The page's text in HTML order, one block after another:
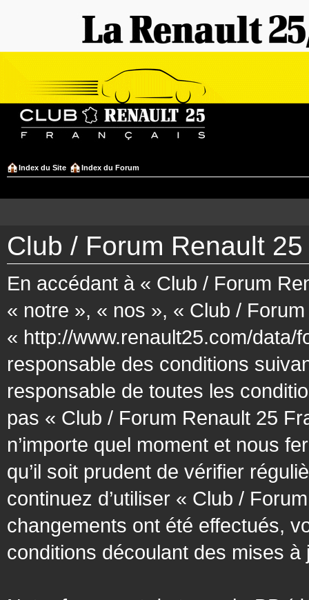
Index du Site Index du Forum
Club / Forum Renault
En accédant à « Club / Forum
« notre », « nos », « Club /
« http://www.renault25.com/data/
responsable des conditions
responsable de toutes les
pas « Club / Forum Renault 25
n’importe quel moment et nous
qu’il soit prudent de vérifier
continuez d’utiliser « Club /
changements ont été effectués,
conditions découlant des mises